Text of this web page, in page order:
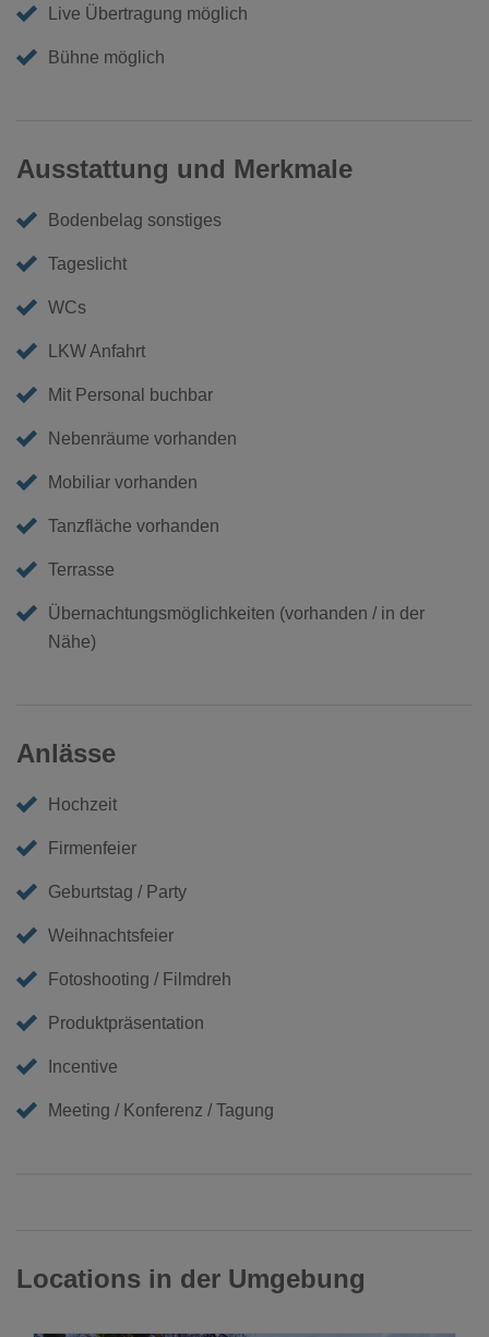
Live Übertragung möglich
Bühne möglich
Ausstattung und Merkmale
Bodenbelag sonstiges
Tageslicht
WCs
LKW Anfahrt
Mit Personal buchbar
Nebenräume vorhanden
Mobiliar vorhanden
Tanzfläche vorhanden
Terrasse
Übernachtungsmöglichkeiten (vorhanden / in der
Nähe)
Anlässe
Hochzeit
Firmenfeier
Geburtstag / Party
Weihnachtsfeier
Fotoshooting / Filmdreh
Produktpräsentation
Incentive
Meeting / Konferenz / Tagung
Locations in der Umgebung